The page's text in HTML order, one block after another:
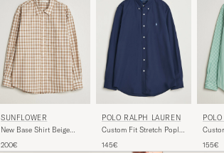
SUNFLOWER
New Base Shirt Beige
200€
POLO RALPH LAUREN
Custom Fit Stretch Poplin
145€ 155€